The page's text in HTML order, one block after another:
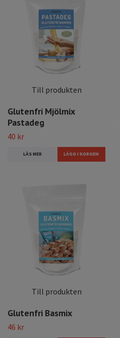
Till produkten
Glutenfri Mjölmix
Pastadeg
40 kr
LÄS MER
Till produkten
Glutenfri Basmix
46 kr